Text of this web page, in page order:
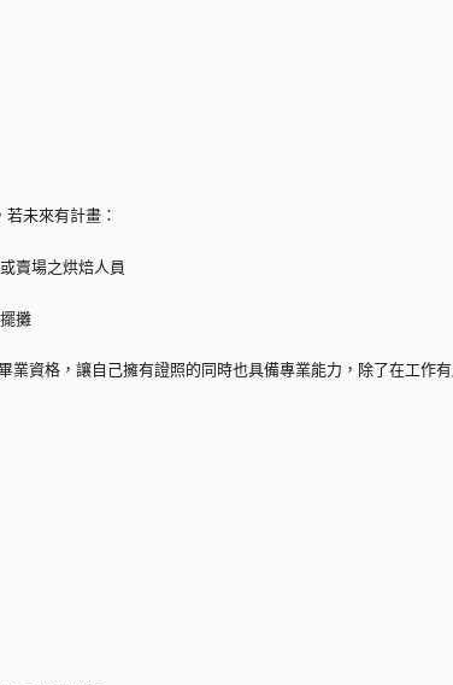
未來有計畫：
賣場之烘焙人員
攤
業資格，讓自己擁有證照的同時也具備專業能力，除了在工作